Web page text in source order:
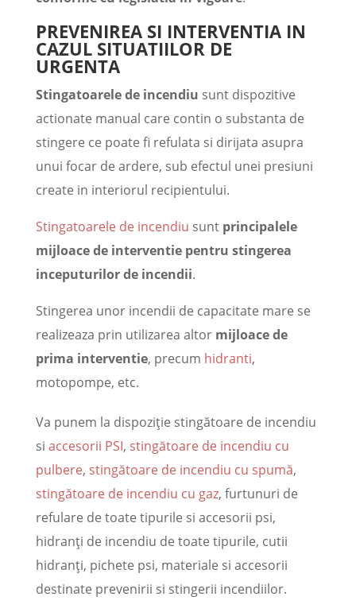
PREVENIREA SI INTERVENTIA IN
CAZUL SITUATIILOR DE
URGENTA
Stingatoarele de incendiu sunt dispozitive
actionate manual care contin o substanta de
stingere ce poate fi refulata si dirijata asupra
unui focar de ardere, sub efectul unei presiuni
create in interiorul recipientului.
Stingatoarele de incendiu sunt principalele
mijloace de interventie pentru stingerea
inceputurilor de incendii.
Stingerea unor incendii de capacitate mare se
realizeaza prin utilizarea altor mijloace de
prima interventie, precum hidranti,
motopompe, etc.
Va punem la dispoziţie stingătoare de incendiu
si accesorii PSI, stingătoare de incendiu cu
pulbere, stingătoare de incendiu cu spumă,
stingătoare de incendiu cu gaz, furtunuri de
refulare de toate tipurile si accesorii psi,
hidranţi de incendiu de toate tipurile, cutii
hidranţi, pichete psi, materiale si accesorii
destinate prevenirii si stingerii incendiilor.